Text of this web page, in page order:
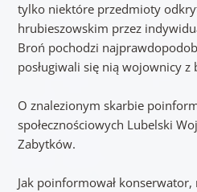
tylko niektóre przedmioty
hrubieszowskim przez
Broń pochodzi
posługiwali się nią wojownicy
O znalezionym skarbie
społecznościowych Lubelski
Zabytków.
Jak poinformował konserwator,